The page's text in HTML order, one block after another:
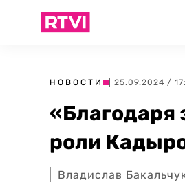
НОВОСТИ | 25.09.2024 /
«Благодаря
роли
Владислав